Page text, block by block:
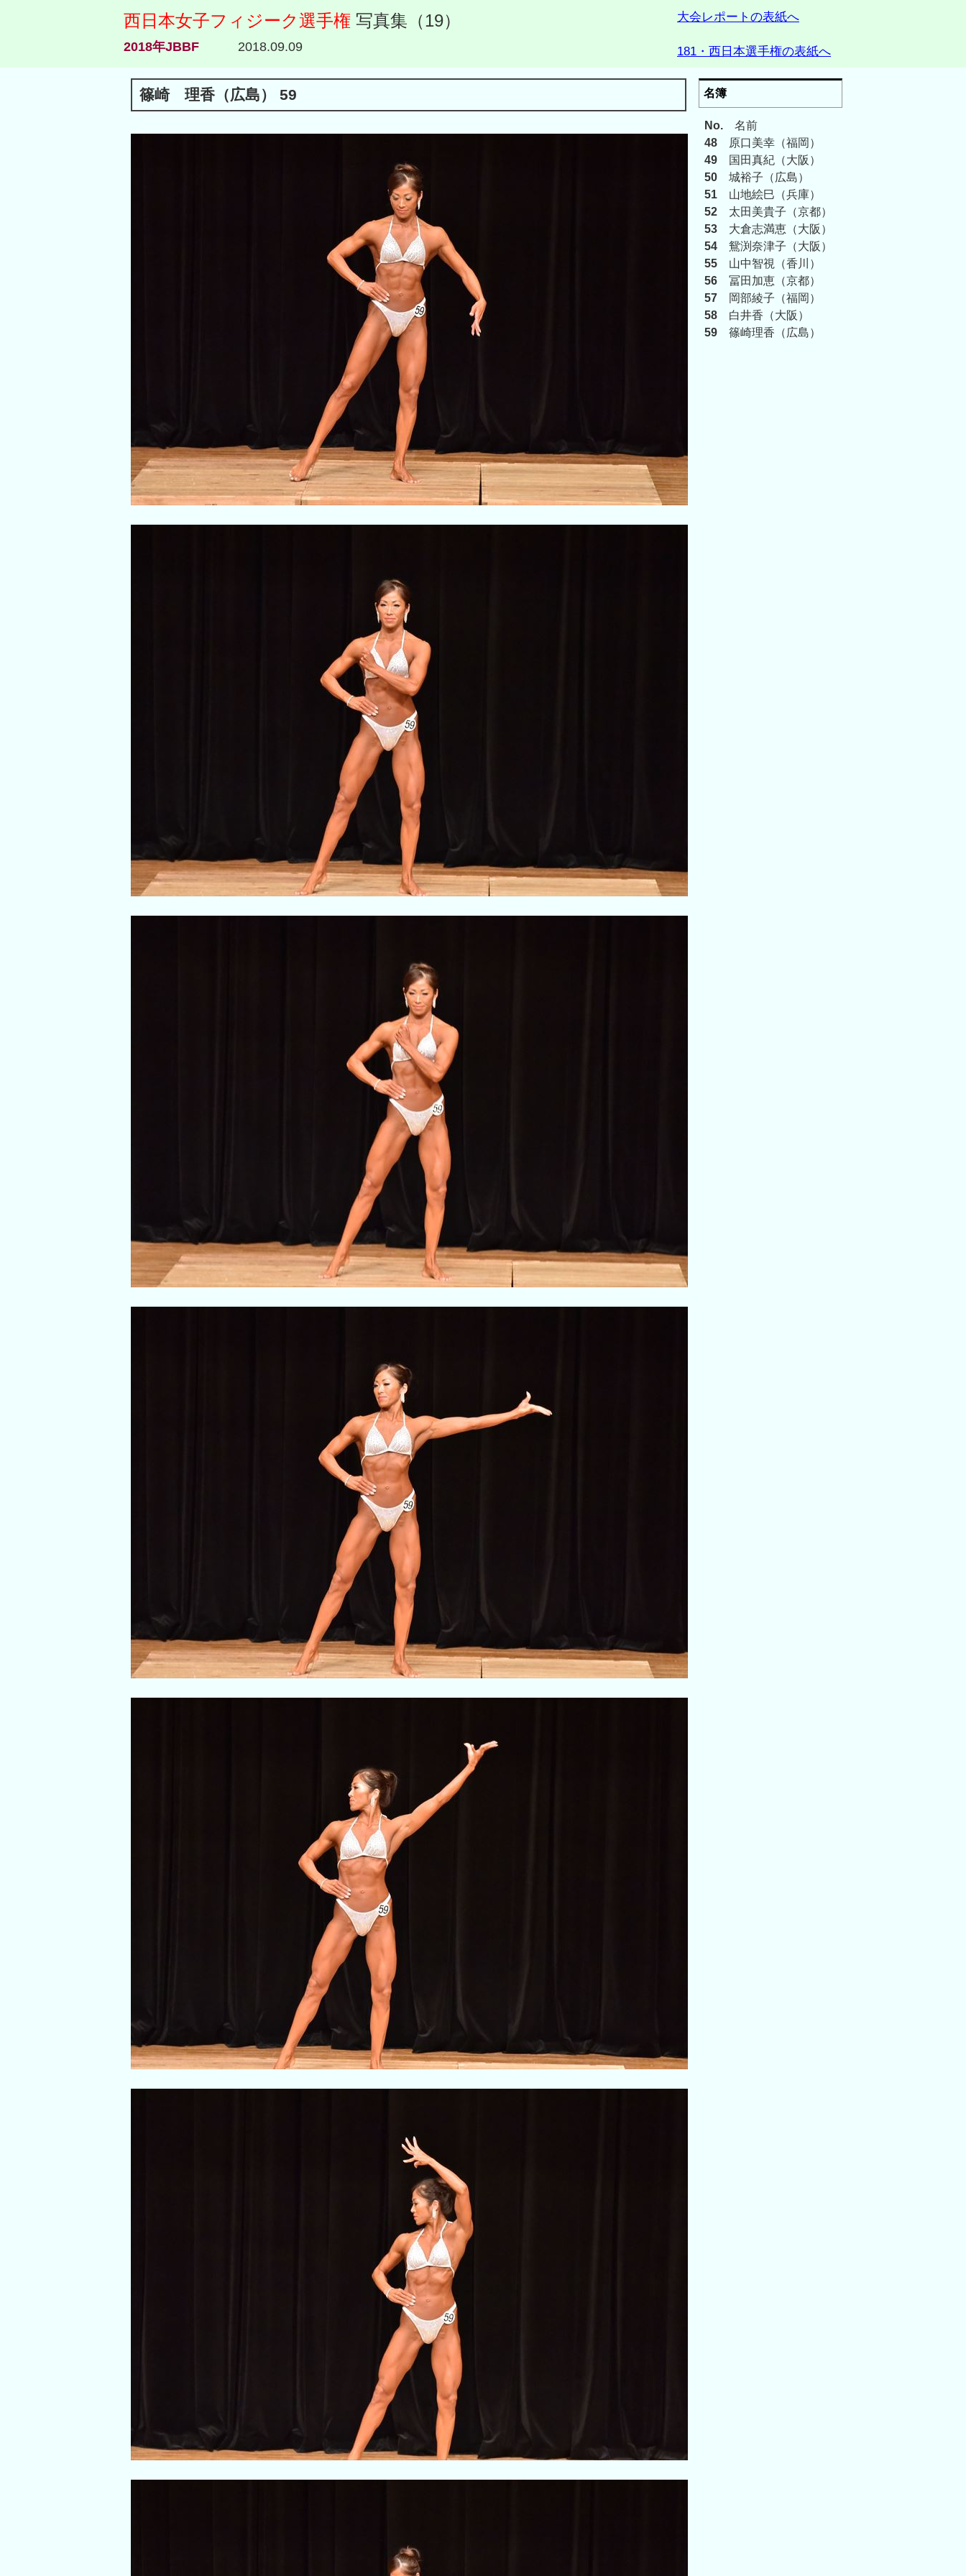
西日本女子フィジーク選手権 写真集（19）
2018年JBBF 2018.09.09
大会レポートの表紙へ
181・西日本選手権の表紙へ
篠崎 理香（広島） 59 名簿
No. 名前
48 原口美幸（福岡）
49 国田真紀（大阪）
50 城裕子（広島）
51 山地絵巳（兵庫）
52 太田美貴子（京都）
53 大倉志満恵（大阪）
54 鴛渕奈津子（大阪）
55 山中智視（香川）
56 冨田加恵（京都）
57 岡部綾子（福岡）
58 白井香（大阪）
59 篠崎理香（広島）